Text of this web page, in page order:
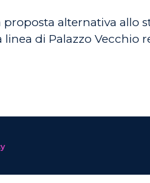
alternativa
di Palazzo Vecchio